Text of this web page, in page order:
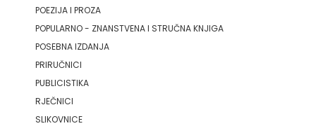
POEZIJA I PROZA
POPULARNO - ZNANSTVENA I STRUČNA KNJIGA
POSEBNA IZDANJA
PRIRUČNICI
PUBLICISTIKA
RJEČNICI
SLIKOVNICE